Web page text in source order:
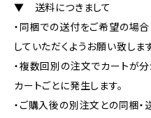
▼ 送料につきまして
・同梱での送付をご希望の場
していただくようお願い致します
・複数回別の注文でカートが
カートごとに発生します。
・ご購入後の別注文との同梱